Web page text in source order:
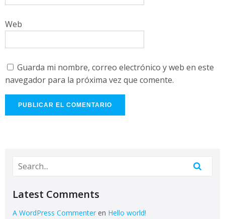
Web
Guarda mi nombre, correo electrónico y web en este
navegador para la próxima vez que comente.
Latest Comments
A WordPress Commenter en Hello world!